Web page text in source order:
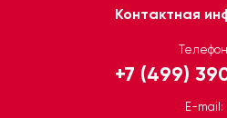
Контактная
+7 (499)
E-mail: